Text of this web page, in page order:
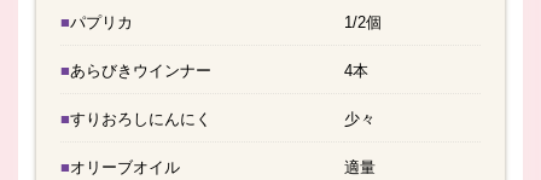
■パプリカ 1/2個
■あらびきウインナー 4本
■すりおろしにんにく 少々
■オリーブオイル 適量